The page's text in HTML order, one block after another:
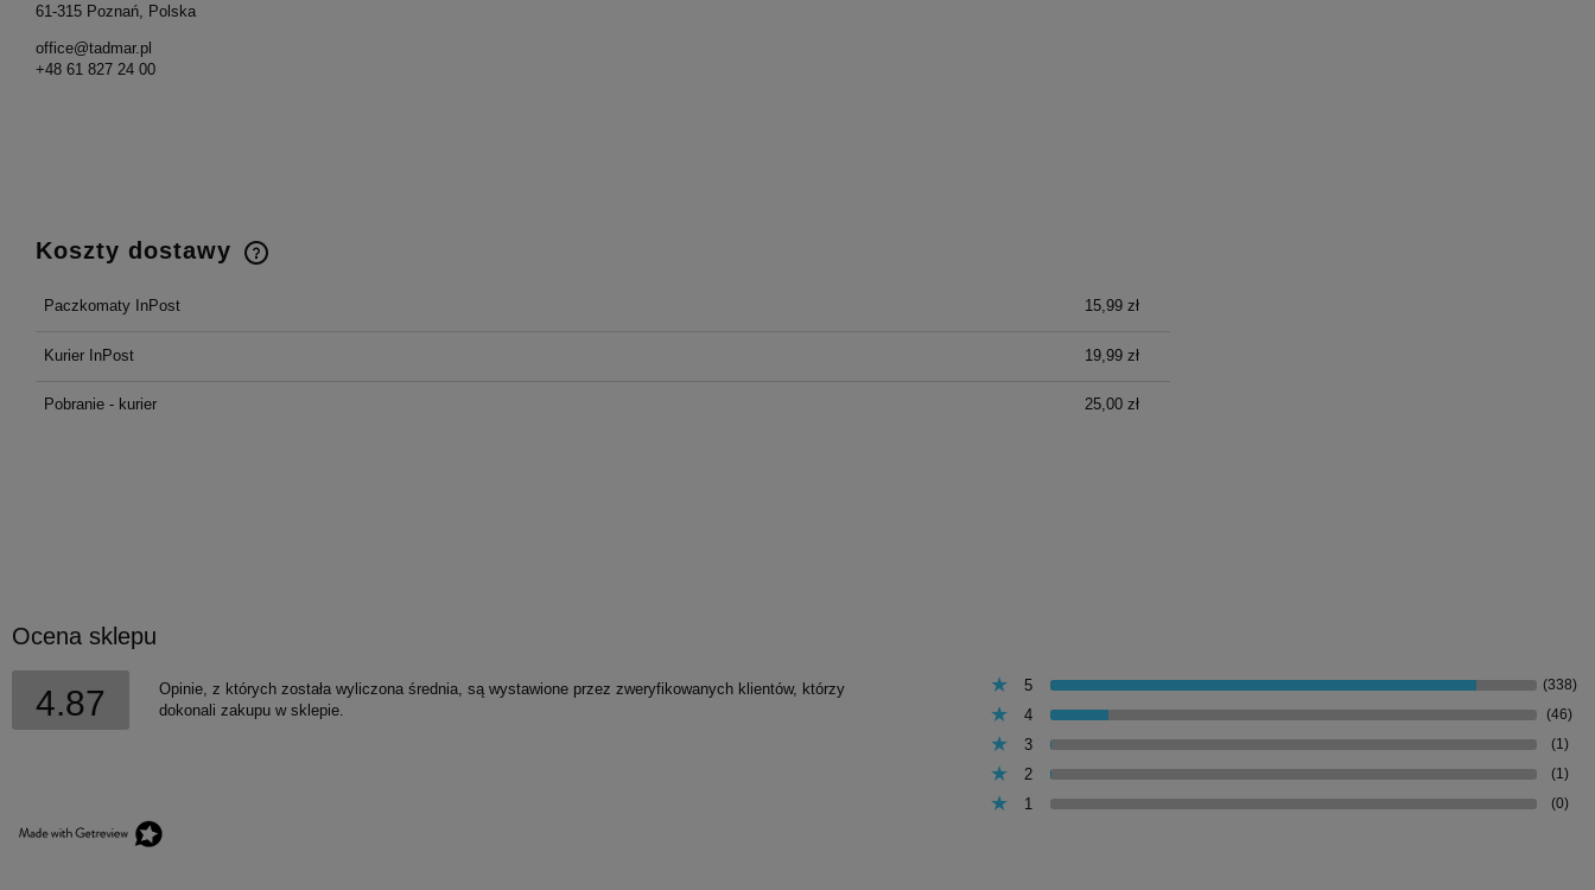
61-315 Poznań, Polska
office@tadmar.pl
+48 61 827 24 00
Koszty dostawy
Paczkomaty InPost 15,99 zł
Kurier InPost 19,99 zł
Pobranie - kurier 25,00 zł
Ocena sklepu
4.87
Opinie, z których została wyliczona średnia, są wystawione przez zweryfikowanych klientów, którzy
dokonali zakupu w sklepie.
5 (338)
4 (46)
3 (1)
2 (1)
1 (0)